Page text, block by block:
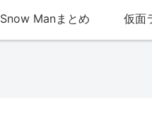
Snow Manまとめ 仮面